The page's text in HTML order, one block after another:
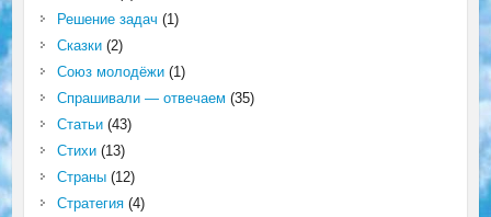
Решение задач (1)
Сказки(2)
Союз молодёжи(1)
Спрашивали — отвечаем (35)
Статьи(43)
Стихи(13)
Страны(12)
Стратегия(4)